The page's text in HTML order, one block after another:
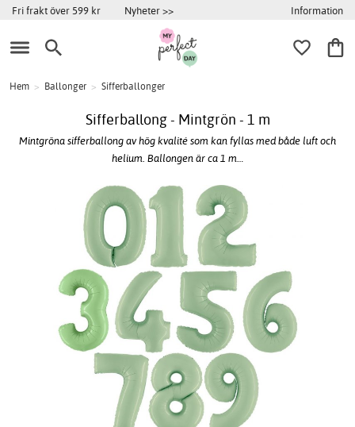
Fri frakt över 599 kr Nyheter >> Information
Hem > Ballonger > Sifferballonger
Sifferballong - Mintgrön - 1 m
Mintgröna sifferballong av hög kvalité som kan fyllas med både luft och
helium. Ballongen är ca 1 m…